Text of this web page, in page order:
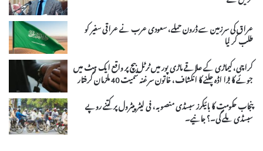
عراق کی سرزمین سے ڈرون حملے، سعودی عرب نے عراقی سفیر کو
طلب کر لیا
کراچی، کیماڑی کے علاقے ماڑی پور میں ٹرٹل بیچ پر واقع ایک ہٹ میں
جوئے کا بڑا اڈہ چلنے کا انکشاف، خاتون سرغنہ سمیت 40 ملزمان گرفتار
پنجاب حکومت کا بائیکرز سبسڈی منصوبہ، فی لیٹر پیٹرول پر کتنے روپے
سبسڈی ملے گی۔؟ جانیے۔